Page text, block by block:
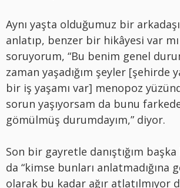
Aynı yaşta olduğumuz bir
anlatıp, benzer bir hikâyesi var
soruyorum, “Bu benim genel
zaman yaşadığım şeyler [şehirde
bir iş yaşamı var] menopoz
sorun yaşıyorsam da bunu
gömülmüş durumdayım,” diyor.
Son bir gayretle danıştığım
da “kimse bunları anlatmadığına
olarak bu kadar ağır atlatılmıyor